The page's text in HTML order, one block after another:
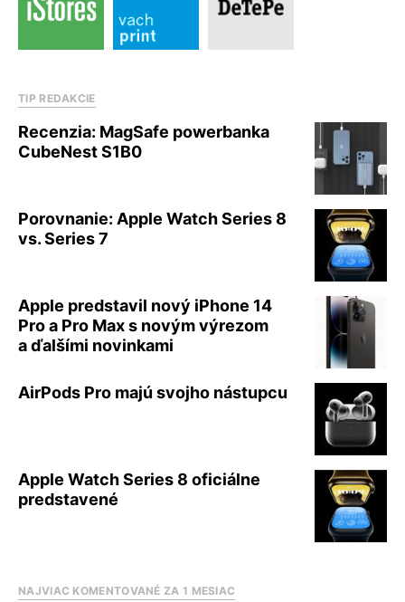
TIP REDAKCIE
Recenzia: MagSafe powerbanka
CubeNest S1B0
Porovnanie: Apple Watch Series 8
vs. Series 7
Apple predstavil nový iPhone 14
Pro a Pro Max s novým výrezom
a ďalšími novinkami
AirPods Pro majú svojho nástupcu
Apple Watch Series 8 oficiálne
predstavené
NAJVIAC KOMENTOVANÉ ZA 1 MESIAC